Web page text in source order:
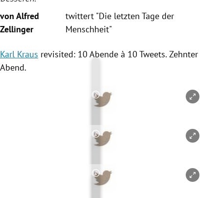
von Alfred
Zellinger
twittert "Die letzten Tage der
Menschheit"
Karl Kraus revisited: 10 Abende à 10 Tweets. Zehnter
Abend.
Copyright-Hinweis öffnen/
Copyright-Hinweis öffnen/
Copyright-Hinweis öffnen/